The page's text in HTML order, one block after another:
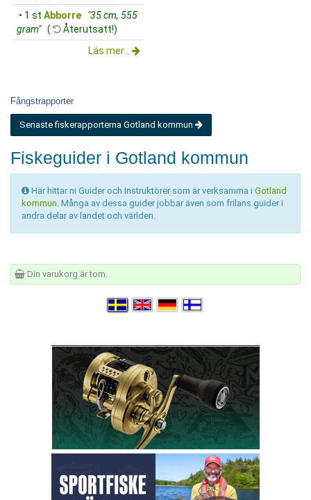
• 1 st Abborre
"35 cm, 555
gram" (
Återutsatt!)
Läs mer...
Fångstrapporter
Senaste fiskerapporterna Gotland kommun
Fiskeguider i Gotland kommun
Här hittar ni Guider och Instruktörer som är verksamma i Gotland
kommun . Många av dessa guider jobbar även som frilans guider i
andra delar av landet och världen.
Din varukorg är tom.